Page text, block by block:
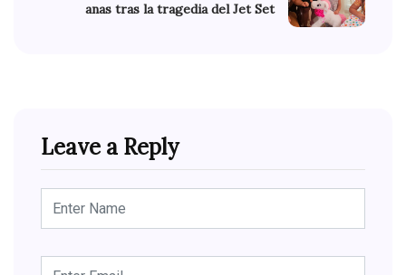
anas tras la tragedia del Jet Set
Leave a Reply